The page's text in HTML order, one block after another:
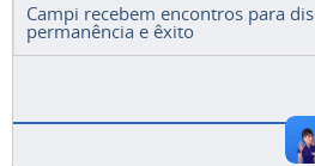
Campi recebem encontros para
permanência e êxito